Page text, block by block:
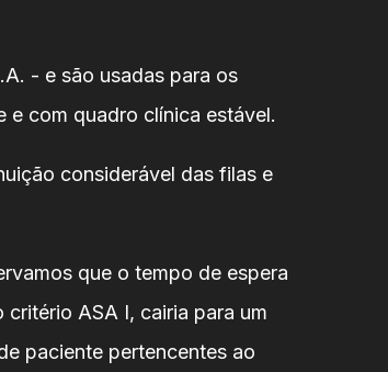
- e são usadas para os
e com quadro clínica estável.
considerável das filas e
que o tempo de espera
ASA I, cairia para um
paciente pertencentes ao